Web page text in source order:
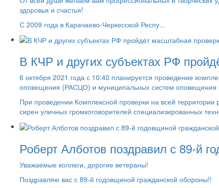
здоровья и счастья!
С 2009 года в Карачаево-Черкесской Респу...
В КЧР и других субъектах РФ
6 октября 2021 года с 10:40 планируется проведение
оповещения (РАСЦО) и муниципальных систем оповещения
При проведении Комплексной проверки на всей
сирен уличных громкоговорителей специализированных
Роберт Алботов поздравил с 89-й
Уважаемые коллеги, дорогие ветераны!
Поздравляю вас с 89-й годовщиной гражданской обороны!!